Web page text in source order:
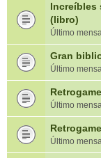
Increíbles
(libro)
Último
Gran
Último
Último
Último